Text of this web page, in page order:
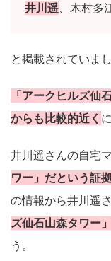
井川遥、木村多
と掲載されていまし
「アークヒルズ仙
からも比較的近く
井川遥さんの自宅
ワー」だという証
の情報から井川遥
ズ仙石山森タワー
う。